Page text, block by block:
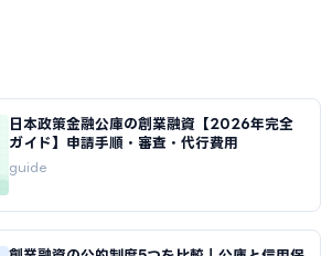
日本政策金融公庫の創業融資【2026年完全
ガイド】申請手順・審査・代行費用
guide